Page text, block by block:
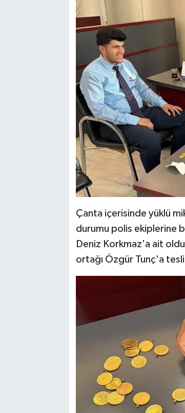
Çanta içerisinde yüklü
durumu polis ekiplerine
Deniz Korkmaz'a ait
ortağı Özgür Tunç'a